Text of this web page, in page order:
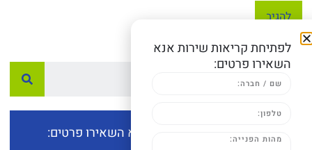
לפתיחת קריאות שירות אנא השאירו פרטים:
לפתיחת קריאות שירות אנא
השאירו פרטים: